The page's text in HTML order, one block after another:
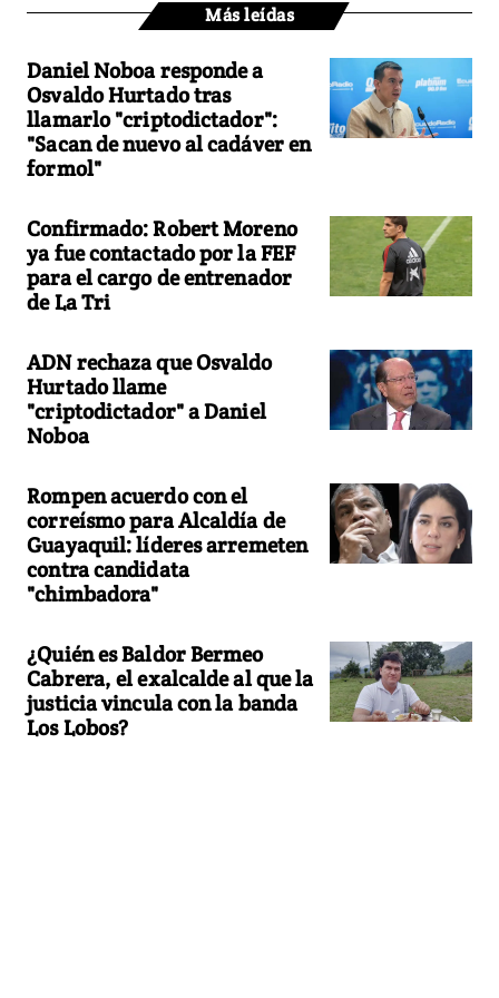
Más leídas
Daniel Noboa responde a
Osvaldo Hurtado tras
llamarlo "criptodictador":
"Sacan de nuevo al cadáver en
formol"
Confirmado: Robert Moreno
ya fue contactado por la FEF
para el cargo de entrenador
de La Tri
ADN rechaza que Osvaldo
Hurtado llame
"criptodictador" a Daniel
Noboa
Rompen acuerdo con el
correísmo para Alcaldía de
Guayaquil: líderes arremeten
contra candidata
"chimbadora"
¿Quién es Baldor Bermeo
Cabrera, el exalcalde al que la
justicia vincula con la banda
Los Lobos?